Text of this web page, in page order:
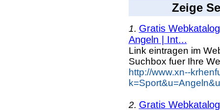
Zeige
1. Gratis
Angeln | Int...
Link eintragen im
Suchbox fuer Ihre
http://www.xn--
2. Gratis